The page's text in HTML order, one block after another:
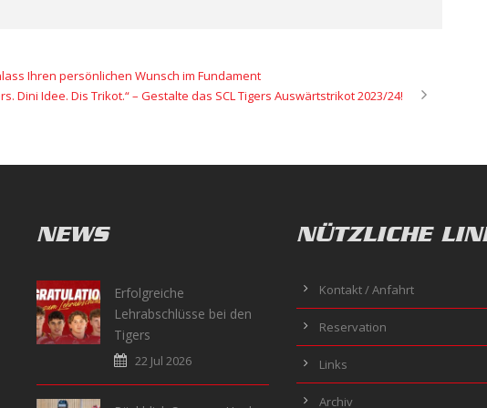
Ihren persönlichen Wunsch im Fundament
Dini Idee. Dis Trikot.“ – Gestalte das SCL Tigers Auswärtstrikot 2023/24!
NEWS
Erfolgreiche
Lehrabschlüsse bei den
Tigers
22 Jul 2026
NÜTZLICHE
Kontakt / Anfahrt
Reservation
Links
Archiv